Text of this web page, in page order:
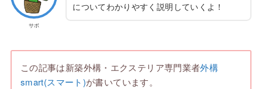
サボ
についてわかりやすく説明していくよ！
この記事は新築外構・エクステリア専門業者外構
smart(スマート)が書いています。